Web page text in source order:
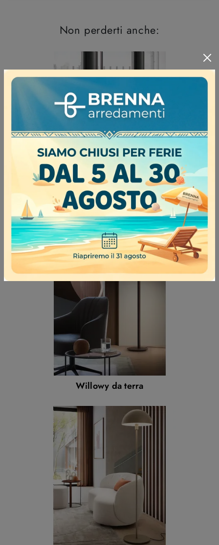
Non perderti anche:
Link da tavolo
Willowy da terra